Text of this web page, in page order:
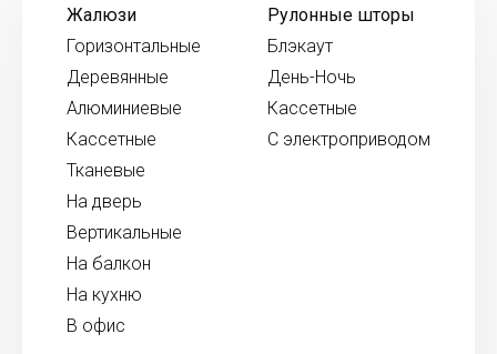
Жалюзи
Горизонтальные
Деревянные
Алюминиевые
Кассетные
Тканевые
На дверь
Вертикальные
На балкон
На кухню
В офис
Рулонные шторы
Блэкаут
День-Ночь
Кассетные
С электроприводом